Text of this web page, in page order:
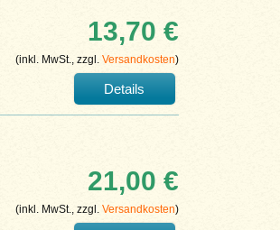
13,70 €
(inkl. MwSt., zzgl. Versandkosten)
Details
21,00 €
(inkl. MwSt., zzgl. Versandkosten)